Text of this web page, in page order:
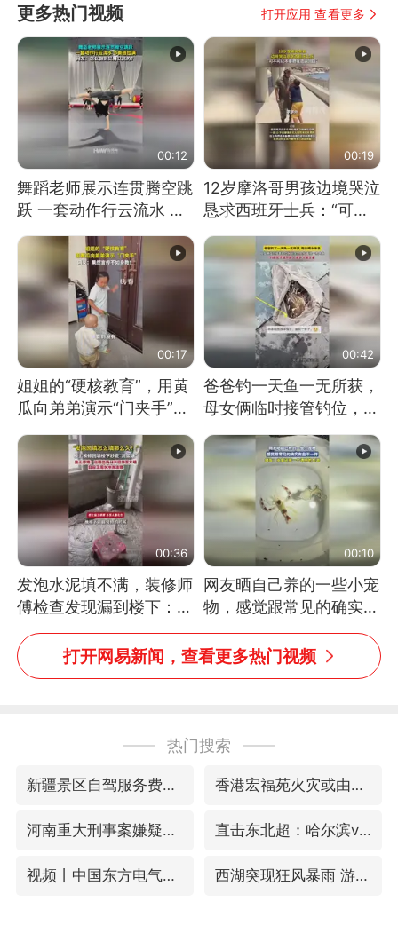
更多热门视频 打开应用 查看更多
00:12
舞蹈老师展示连贯腾空跳
跃 一套动作行云流水 节
奏感拉满 网友：怎么做
到又舞又武的？
00:19
12岁摩洛哥男孩边境哭泣
恳求西班牙士兵：“可不
可以不要把我遣返回国”
00:17
姐姐的“硬核教育”，用黄
瓜向弟弟演示“门夹手”，
网友：果然言传不如身
教！
00:42
爸爸钓一天鱼一无所获，
母女俩临时接管钓位，用
玩具鱼竿钓上大鱼
00:36
发泡水泥填不满，装修师
傅检查发现漏到楼下：出
风口未延伸到外墙
00:10
网友晒自己养的一些小宠
物，感觉跟常见的确实有
些不一样
打开网易新闻，查看更多热门视频
热门搜索
新疆景区自驾服务费改为按车收费 香港宏福苑火灾或由烟头引起
河南重大刑事案嫌疑人落网 直击东北超：哈尔滨vs通辽
视频丨中国东方电气集团原党组副书记、董事宋致远被查 西湖突现狂风暴雨 游客瞬间被浇透